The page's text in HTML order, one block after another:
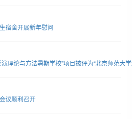
宿舍开展新年慰问
理论与方法暑期学校”项目被评为“北京师范大
议顺利召开